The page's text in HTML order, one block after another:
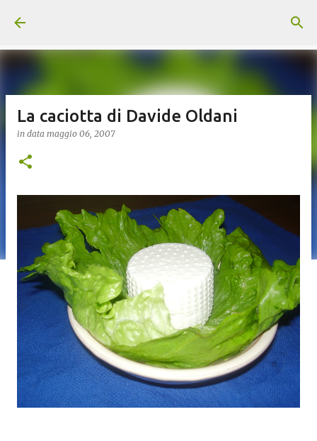
La caciotta di Davide Oldani
in data maggio 06, 2007